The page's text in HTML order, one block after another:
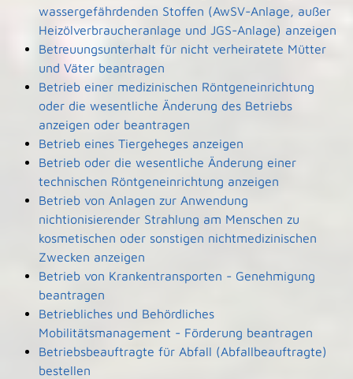
wassergefährdenden Stoffen (AwSV-Anlage, außer
Heizölverbraucheranlage und JGS-Anlage) anzeigen
Betreuungsunterhalt für nicht verheiratete Mütter
und Väter beantragen
Betrieb einer medizinischen Röntgeneinrichtung
oder die wesentliche Änderung des Betriebs
anzeigen oder beantragen
Betrieb eines Tiergeheges anzeigen
Betrieb oder die wesentliche Änderung einer
technischen Röntgeneinrichtung anzeigen
Betrieb von Anlagen zur Anwendung
nichtionisierender Strahlung am Menschen zu
kosmetischen oder sonstigen nichtmedizinischen
Zwecken anzeigen
Betrieb von Krankentransporten - Genehmigung
beantragen
Betriebliches und Behördliches
Mobilitätsmanagement - Förderung beantragen
Betriebsbeauftragte für Abfall (Abfallbeauftragte)
bestellen